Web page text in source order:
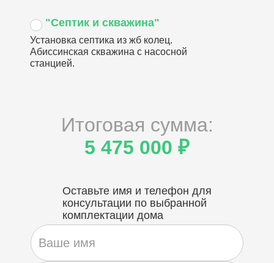
"Септик и скважина"
Установка септика из жб колец.
Абиссинская скважина с насосной
станцией.
Итоговая сумма:
5 475 000 ₽
Оставьте имя и телефон для
консультации по выбранной
комплектации дома